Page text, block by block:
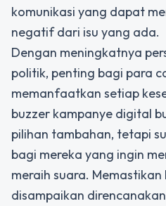
komunikasi yang dapat
negatif dari isu yang ada.
Dengan meningkatnya
politik, penting bagi para
memanfaatkan setiap
buzzer kampanye digital
pilihan tambahan, tetapi
bagi mereka yang ingin
meraih suara.
disampaikan